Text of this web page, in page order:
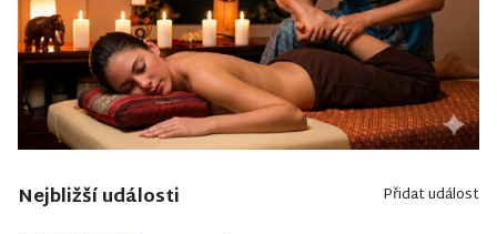
Nejbližší události Přidat událost